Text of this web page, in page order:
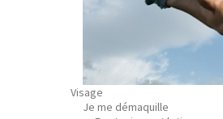
Visage
Je me démaquille